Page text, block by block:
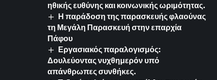
ηθικής ευθύνης και κοινωνικής ωριμότητας.
Η παράδοση της παρασκευής φλαούνας
τη Μεγάλη Παρασκευή στην επαρχία
Πάφου
Εργασιακός παραλογισμός:
Δουλεύοντας νυχθημερόν υπό
απάνθρωπες συνθήκες.